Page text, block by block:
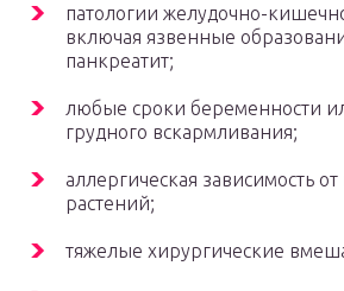
патологии желудочно-
включая язвенные
панкреатит;
любые сроки беременности
грудного вскармливания;
аллергическая зависимость
растений;
тяжелые хирургические